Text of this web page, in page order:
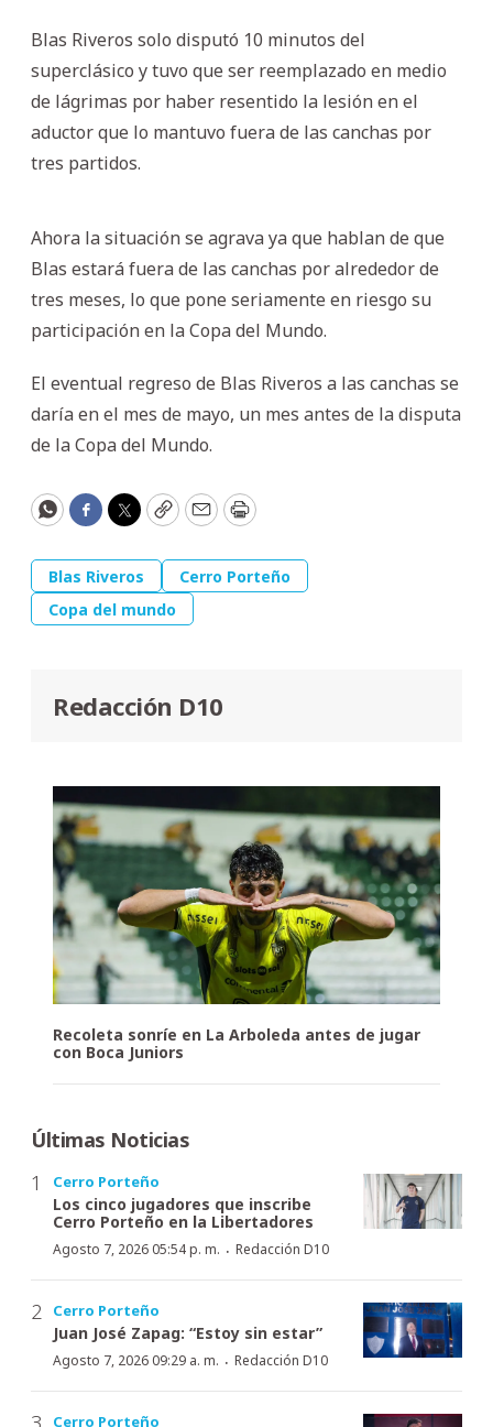
Blas Riveros solo disputó 10 minutos del
superclásico y tuvo que ser reemplazado en medio
de lágrimas por haber resentido la lesión en el
aductor que lo mantuvo fuera de las canchas por
tres partidos.
Ahora la situación se agrava ya que hablan de que
Blas estará fuera de las canchas por alrededor de
tres meses, lo que pone seriamente en riesgo su
participación en la Copa del Mundo.
El eventual regreso de Blas Riveros a las canchas se
daría en el mes de mayo, un mes antes de la disputa
de la Copa del Mundo.
WhatsApp
Facebook
Twitter
CopyEmailPrint
Blas Riveros
Cerro Porteño
Copa del mundo
Redacción D10
Recoleta sonríe en La Arboleda antes de jugar
con Boca Juniors
Últimas Noticias
Cerro Porteño
Los cinco jugadores que inscribe
Cerro Porteño en la Libertadores
Agosto 7, 2026 05:54 p. m. · Redacción D10
Cerro Porteño
Juan José Zapag: “Estoy sin estar”
Agosto 7, 2026 09:29 a. m. · Redacción D10
Cerro Porteño